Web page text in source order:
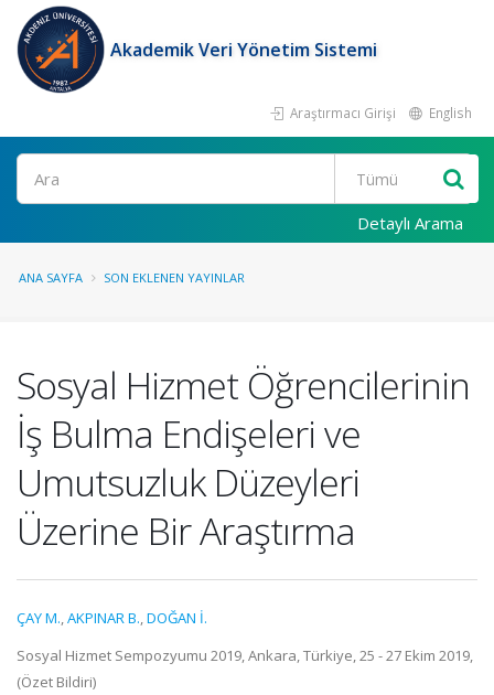
Akademik Veri Yönetim Sistemi
Araştırmacı Girişi English
Ara
Detaylı Arama
ANA SAYFA SON EKLENEN YAYINLAR
Sosyal Hizmet Öğrencilerinin
İş Bulma Endişeleri ve
Umutsuzluk Düzeyleri
Üzerine Bir Araştırma
ÇAY M.,AKPINAR B.,DOĞAN İ.
Sosyal Hizmet Sempozyumu 2019, Ankara, Türkiye, 25 - 27 Ekim 2019,
(Özet Bildiri)